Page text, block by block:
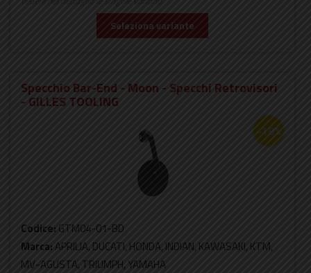
Seleziona variante
Specchio Bar-End - Moon - Specchi Retrovisori
- GILLES TOOLING
-18%
Codice: GTM04-01-BD
Marca:APRILIA, DUCATI, HONDA, INDIAN, KAWASAKI, KTM,
MV-AGUSTA, TRIUMPH, YAMAHA